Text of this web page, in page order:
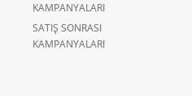
KAMPANYALARI
SATIŞ SONRASI
KAMPANYALARI